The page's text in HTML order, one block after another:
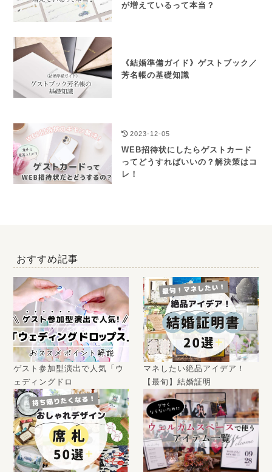
が増えているって本当？
《結婚準備ガイド》ゲストブック／
芳名帳の基礎知識
2023-12-05
WEB招待状にしたらゲストカード
ってどうすればいいの？解決策はコ
レ！
おすすめ記事
ゲスト参加型演出で人気「ウ
ェディングドロ
マネしたい絶品アイデア！
【最旬】結婚証明